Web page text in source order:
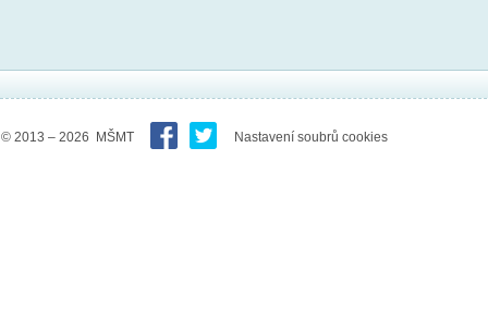
© 2013 – 2026 MŠMT Nastavení soubrů cookies